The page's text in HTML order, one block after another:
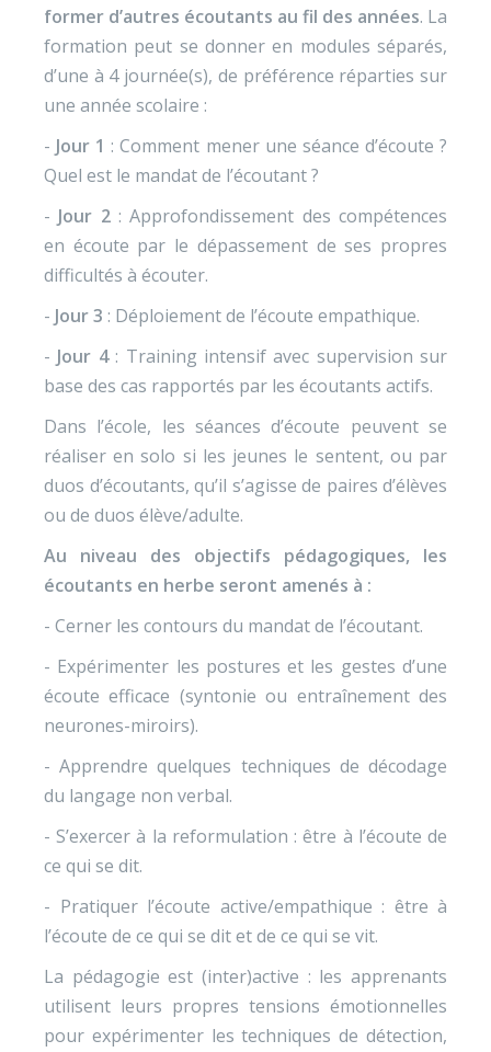
former d’autres écoutants au fil des années. La
formation peut se donner en modules séparés,
d’une à 4 journée(s), de préférence réparties sur
une année scolaire :
- Jour 1 : Comment mener une séance d’écoute ?
Quel est le mandat de l’écoutant ?
- Jour 2: Approfondissement des compétences
en écoute par le dépassement de ses propres
difficultés à écouter.
- Jour 3 : Déploiement de l’écoute empathique.
- Jour 4: Training intensif avec supervision sur
base des cas rapportés par les écoutants actifs.
Dans l’école, les séances d’écoute peuvent se
réaliser en solo si les jeunes le sentent, ou par
duos d’écoutants, qu’il s’agisse de paires d’élèves
ou de duos élève/adulte.
Au niveau des objectifs pédagogiques, les
écoutants en herbe seront amenés à :
- Cerner les contours du mandat de l’écoutant.
- Expérimenter les postures et les gestes d’une
écoute efficace (syntonie ou entraînement des
neurones-miroirs).
- Apprendre quelques techniques de décodage
du langage non verbal.
- S’exercer à la reformulation : être à l’écoute de
ce qui se dit.
- Pratiquer l’écoute active/empathique : être à
l’écoute de ce qui se dit et de ce qui se vit.
La pédagogie est (inter)active : les apprenants
utilisent leurs propres tensions émotionnelles
pour expérimenter les techniques de détection,